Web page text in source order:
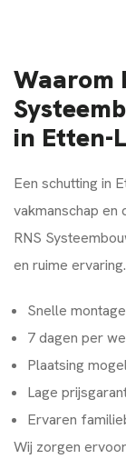
Waarom
in Etten-
Een schutting in
vakmanschap en
RNS
en ruime
Snelle
7 dagen per
Plaatsing
Lage
Ervaren
Wij zorgen